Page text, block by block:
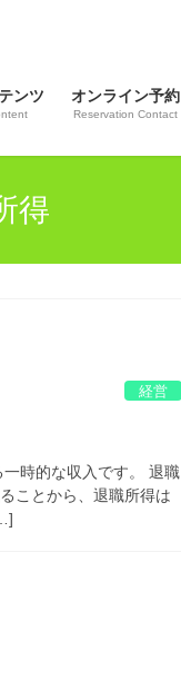
ンツ オンライン予約
Reservation Contact
得
経営
時的な収入です。 退職
ことから、退職所得は